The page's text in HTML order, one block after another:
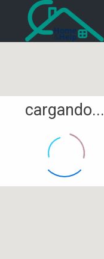
cargando...